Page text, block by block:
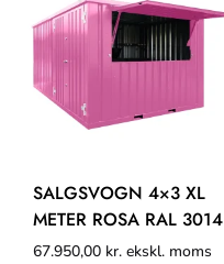
SALGSVOGN 4×3 XL
METER ROSA RAL 3014
67.950,00 kr. ekskl. moms